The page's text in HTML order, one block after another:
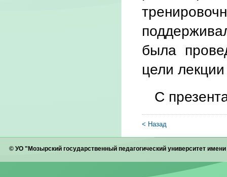
была
цели
С
< Назад
© УО "Мозырский государственный педагогический университет